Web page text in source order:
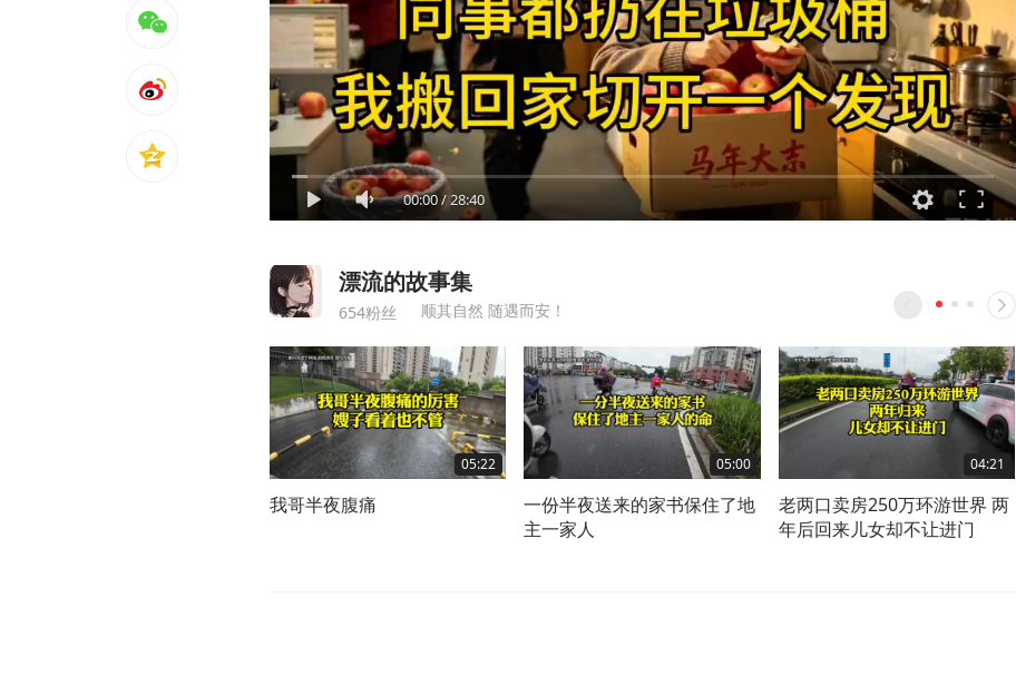
00:00/28:40
漂流的故事集
654粉丝 顺其自然 随遇而安！
05:22
我哥半夜腹痛
05:00
一份半夜送来的家书保住了地
主一家人
04:21
老两口卖房250万环游世界 两
年后回来儿女却不让进门